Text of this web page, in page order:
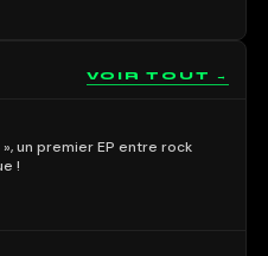
VOIR TOUT →
», un premier EP entre rock
!